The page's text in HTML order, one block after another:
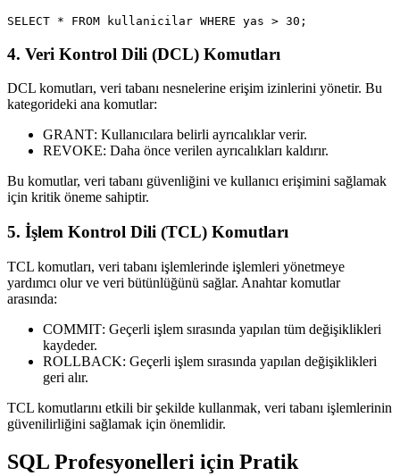
4. Veri Kontrol Dili (DCL) Komutları
DCL komutları, veri tabanı nesnelerine erişim izinlerini yönetir. Bu
kategorideki ana komutlar:
GRANT: Kullanıcılara belirli ayrıcalıklar verir.
REVOKE: Daha önce verilen ayrıcalıkları kaldırır.
Bu komutlar, veri tabanı güvenliğini ve kullanıcı erişimini sağlamak
için kritik öneme sahiptir.
5. İşlem Kontrol Dili (TCL) Komutları
TCL komutları, veri tabanı işlemlerinde işlemleri yönetmeye
yardımcı olur ve veri bütünlüğünü sağlar. Anahtar komutlar
arasında:
COMMIT: Geçerli işlem sırasında yapılan tüm değişiklikleri
kaydeder.
ROLLBACK: Geçerli işlem sırasında yapılan değişiklikleri
geri alır.
TCL komutlarını etkili bir şekilde kullanmak, veri tabanı işlemlerinin
güvenilirliğini sağlamak için önemlidir.
SQL Profesyonelleri için Pratik